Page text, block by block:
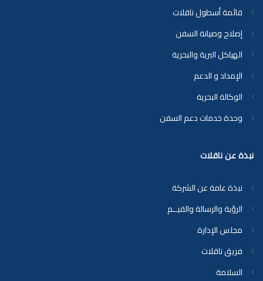
قائمة أسطول ناقلات
إصلاح وصيانة السفن
الهياكل البرية والبحرية
الإمداد و الدعم
الوكالة البحرية
وحدة خدمات دعم السفن
نبذة عن ناقلات
نبذة عامة عن الشركة
الرؤية والرسالة والقيــم
مجلس الإدارة
فريق ناقلات
السلامة